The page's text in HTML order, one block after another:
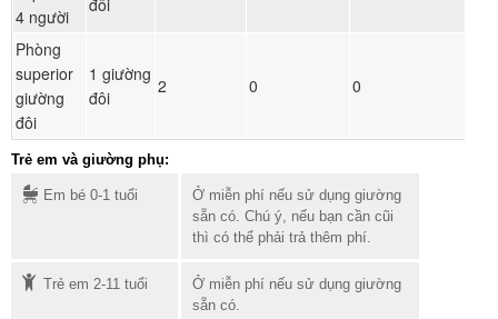
4 người
đôi
Phòng
superior
giường
đôi
1 giường
đôi
2 0 0
Trẻ em và giường phụ:
Em bé 0-1 tuổi
Ở miễn phí nếu sử dụng giường
sẵn có. Chú ý, nếu bạn cần cũi
thì có thể phải trả thêm phí.
Trẻ em 2-11 tuổi
Ở miễn phí nếu sử dụng giường
sẵn có.